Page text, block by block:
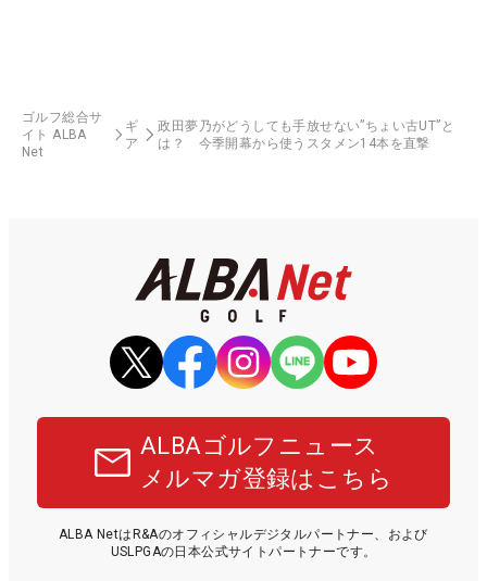
ゴルフ総合サ
イト ALBA
Net
ギ
ア
政田夢乃がどうしても手放せない”ちょい古UT”と
は？ 今季開幕から使うスタメン14本を直撃
ALBAゴルフニュース
メルマガ登録はこちら
ALBA NetはR&Aのオフィシャルデジタルパートナー、および
USLPGAの日本公式サイトパートナーです。